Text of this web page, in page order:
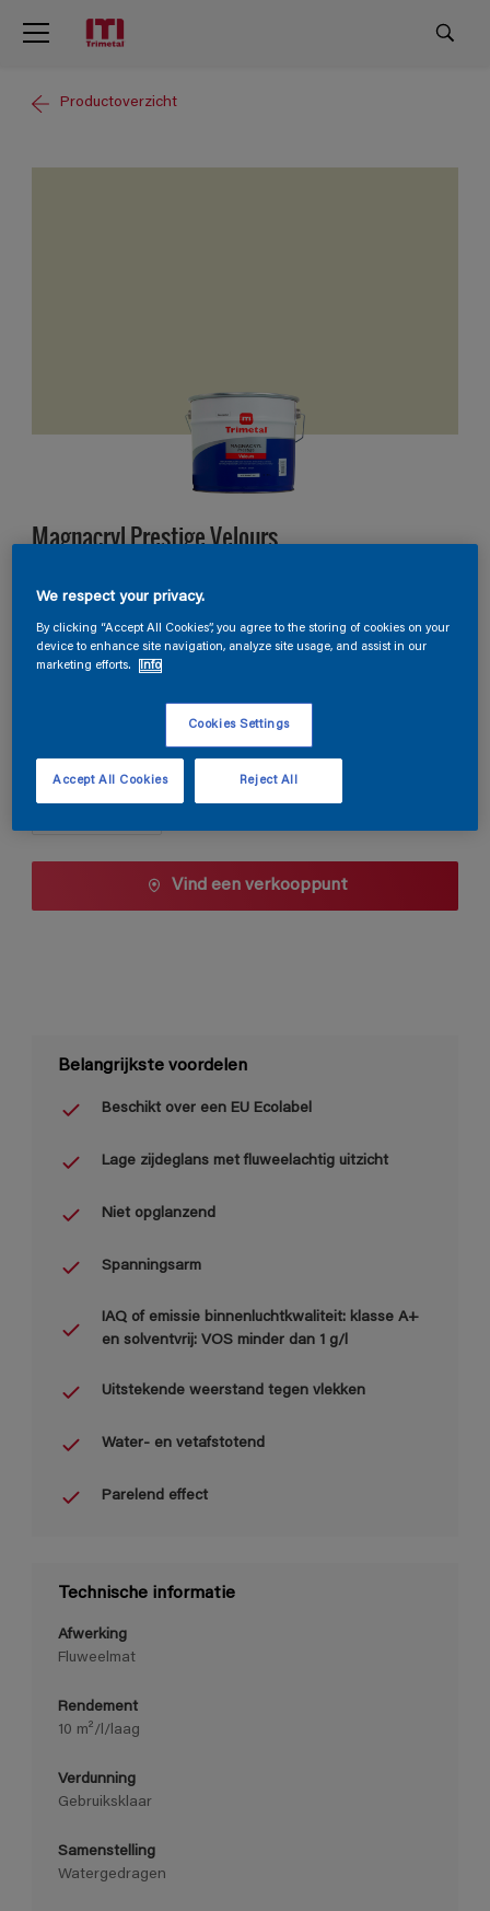
Productoverzicht
Magnacryl Prestige Velours
TDG3-069
Kleur wijzigen
2,5 L
5 L
Vind een verkooppunt
Belangrijkste voordelen
Beschikt over een EU Ecolabel
Lage zijdeglans met fluweelachtig uitzicht
Niet opglanzend
Spanningsarm
IAQ of emissie binnenluchtkwaliteit: klasse A+
en solventvrij: VOS minder dan 1 g/l
Uitstekende weerstand tegen vlekken
Water- en vetafstotend
Parelend effect
Technische informatie
Afwerking
Fluweelmat
Rendement
10 m²/l/laag
Verdunning
Gebruiksklaar
Samenstelling
Watergedragen
We respect your privacy.
By clicking “Accept All Cookies”, you agree to the storing of cookies on your
device to enhance site navigation, analyze site usage, and assist in our
marketing efforts.
Info
Cookies Settings
Reject All
Accept All Cookies